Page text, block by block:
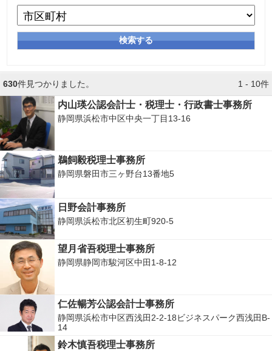
検索する
630件見つかりました。 1 - 10件
内山瑛公認会計士・税理士・行政書士事務所
静岡県浜松市中区中央一丁目13-16
鵜飼毅税理士事務所
静岡県磐田市三ヶ野台13番地5
日野会計事務所
静岡県浜松市北区初生町920-5
望月省吾税理士事務所
静岡県静岡市駿河区中田1-8-12
仁佐暢芳公認会計士事務所
静岡県浜松市中区西浅田2-2-18ビジネスパーク西浅田B-
14
鈴木慎吾税理士事務所